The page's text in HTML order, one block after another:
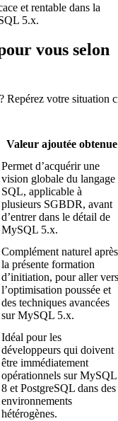
et rentable dans la
5.x.
vous selon
Repérez votre situation
Valeur ajoutée obtenue
Permet d’acquérir une
vision globale du langage
SQL, applicable à
plusieurs SGBDR, avant
d’entrer dans le détail de
MySQL 5.x.
Complément naturel après
la présente formation
d’initiation, pour aller vers
l’optimisation poussée et
des techniques avancées
sur MySQL 5.x.
Idéal pour les
développeurs qui doivent
être immédiatement
opérationnels sur MySQL
8 et PostgreSQL dans des
environnements
hétérogènes.